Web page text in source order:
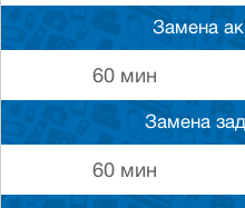
Замена
60 мин
Замена
60 мин